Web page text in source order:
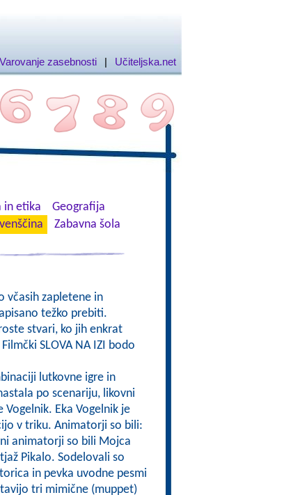
Varovanje zasebnosti | Učiteljska.net
in etika
Geografija
Zabavna šola
včasih zapletene in
težko prebiti.
stvari, ko jih enkrat
SLOVA NA IZI bodo
lutkovne igre in
po scenariju, likovni
Eka Vogelnik je
v triku. Animatorji so bili:
animatorji so bili Mojca
Pikalo. Sodelovali so
in pevka uvodne pesmi
tri mimične (muppet)